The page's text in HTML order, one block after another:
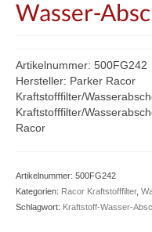
Wasser-
Artikelnummer: 500FG242
Hersteller: Parker Racor
Kraftstofffilter/
Kraftstofffilter/
Racor
Artikelnummer: 500FG242
Kategorien: Racor Kraftstofffilter,
Schlagwort: Kraftstoff-Wasser-